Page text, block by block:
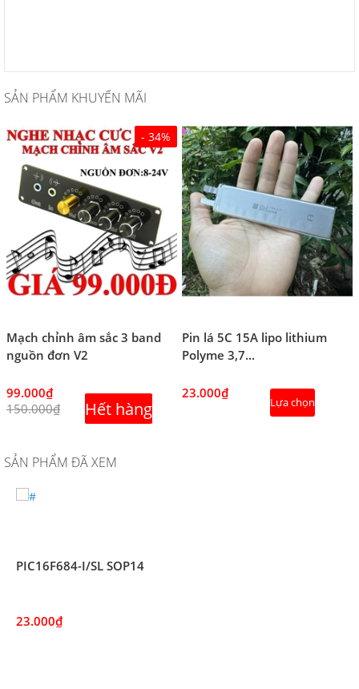
SẢN PHẨM KHUYẾN MÃI
- 34%
Mạch chỉnh âm sắc 3 band
nguồn đơn V2
99.000₫
150.000₫
Hết hàng
Pin lá 5C 15A lipo lithium
Polyme 3,7...
23.000₫
Lựa chọn
SẢN PHẨM ĐÃ XEM
PIC16F684-I/SL SOP14
23.000₫